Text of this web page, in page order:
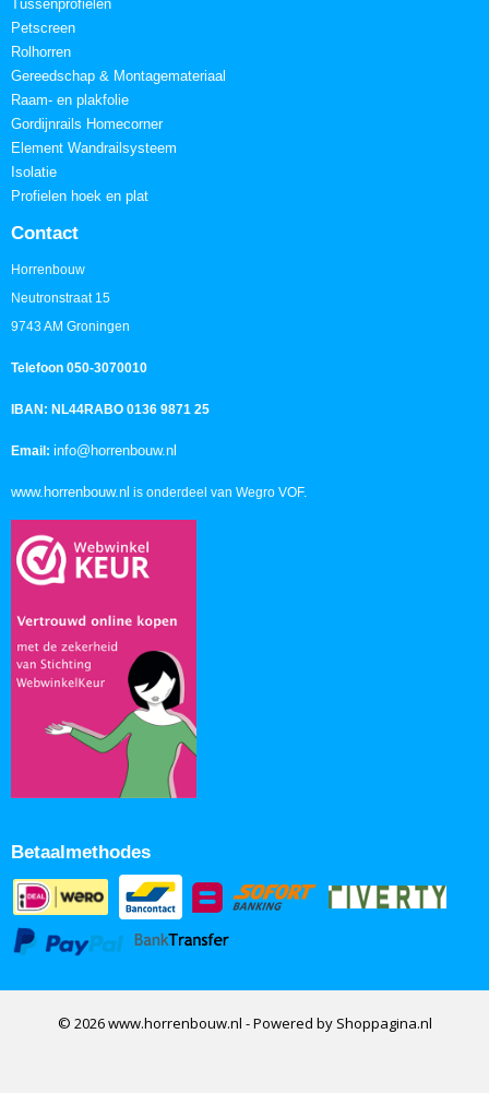
Tussenprofielen
Petscreen
Rolhorren
Gereedschap & Montagemateriaal
Raam- en plakfolie
Gordijnrails Homecorner
Element Wandrailsysteem
Isolatie
Profielen hoek en plat
Contact
Horrenbouw
Neutronstraat 15
9743 AM Groningen
Telefoon 050-3070010
IBAN: NL44RABO 0136 9871 25
Email: info@horrenbouw.nl
www.horrenbouw.nl is onderdeel van Wegro VOF.
Betaalmethodes
© 2026 www.horrenbouw.nl - Powered by Shoppagina.nl